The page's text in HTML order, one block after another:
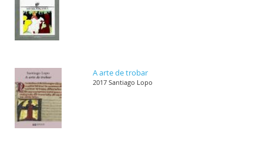
A arte de trobar
2017 Santiago Lopo